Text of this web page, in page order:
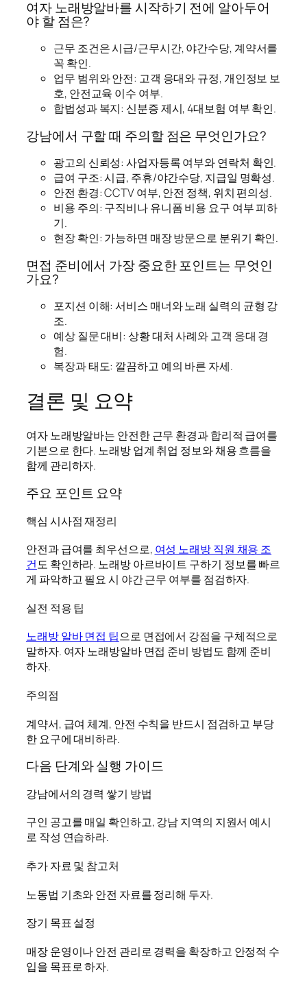
여자 노래방알바를 시작하기 전에 알아두어
야 할 점은?
근무 조건은 시급/근무시간, 야간수당, 계약서를
꼭 확인.
업무 범위와 안전: 고객 응대와 규정, 개인정보 보
호, 안전교육 이수 여부.
합법성과 복지: 신분증 제시, 4대보험 여부 확인.
강남에서 구할 때 주의할 점은 무엇인가요?
광고의 신뢰성: 사업자등록 여부와 연락처 확인.
급여 구조: 시급, 주휴/야간수당, 지급일 명확성.
안전 환경: CCTV 여부, 안전 정책, 위치 편의성.
비용 주의: 구직비나 유니폼 비용 요구 여부 피하
기.
현장 확인: 가능하면 매장 방문으로 분위기 확인.
면접 준비에서 가장 중요한 포인트는 무엇인
가요?
포지션 이해: 서비스 매너와 노래 실력의 균형 강
조.
예상 질문 대비: 상황 대처 사례와 고객 응대 경
험.
복장과 태도: 깔끔하고 예의 바른 자세.
결론 및 요약
여자 노래방알바는 안전한 근무 환경과 합리적 급여를
기본으로 한다. 노래방 업계 취업 정보와 채용 흐름을
함께 관리하자.
주요 포인트 요약
핵심 시사점 재정리
안전과 급여를 최우선으로, 여성 노래방 직원 채용 조
건도 확인하라. 노래방 아르바이트 구하기 정보를 빠르
게 파악하고 필요 시 야간 근무 여부를 점검하자.
실전 적용 팁
노래방 알바 면접 팁으로 면접에서 강점을 구체적으로
말하자. 여자 노래방알바 면접 준비 방법도 함께 준비
하자.
주의점
계약서, 급여 체계, 안전 수칙을 반드시 점검하고 부당
한 요구에 대비하라.
다음 단계와 실행 가이드
강남에서의 경력 쌓기 방법
구인 공고를 매일 확인하고, 강남 지역의 지원서 예시
로 작성 연습하라.
추가 자료 및 참고처
노동법 기초와 안전 자료를 정리해 두자.
장기 목표 설정
매장 운영이나 안전 관리로 경력을 확장하고 안정적 수
입을 목표로 하자.